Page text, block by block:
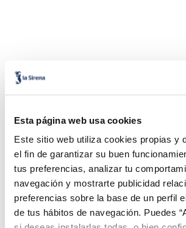
Esta página web usa cookies
Este sitio web utiliza cookies propias y
el fin de garantizar su buen
tus preferencias, analizar tu
navegación y mostrarte publicidad
preferencias sobre la base de un perfil
de tus hábitos de navegación. Puedes
¡Combínalo y hazte un menú